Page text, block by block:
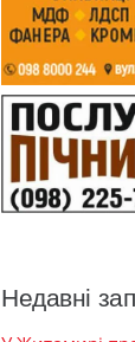
Недавні